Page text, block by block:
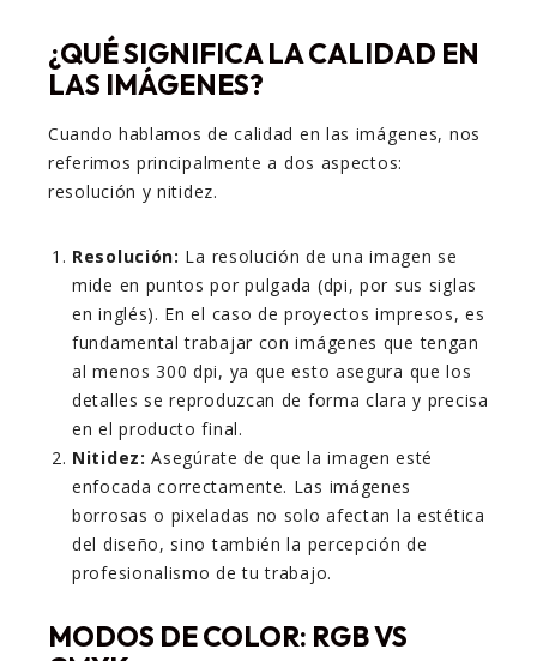
¿QUÉ SIGNIFICA LA CALIDAD EN
LAS IMÁGENES?
Cuando hablamos de calidad en las imágenes, nos
referimos principalmente a dos aspectos:
resolución y nitidez.
Resolución: La resolución de una imagen se
mide en puntos por pulgada (dpi, por sus siglas
en inglés). En el caso de proyectos impresos, es
fundamental trabajar con imágenes que tengan
al menos 300 dpi, ya que esto asegura que los
detalles se reproduzcan de forma clara y precisa
en el producto final.
Nitidez: Asegúrate de que la imagen esté
enfocada correctamente. Las imágenes
borrosas o pixeladas no solo afectan la estética
del diseño, sino también la percepción de
profesionalismo de tu trabajo.
MODOS DE COLOR: RGB VS